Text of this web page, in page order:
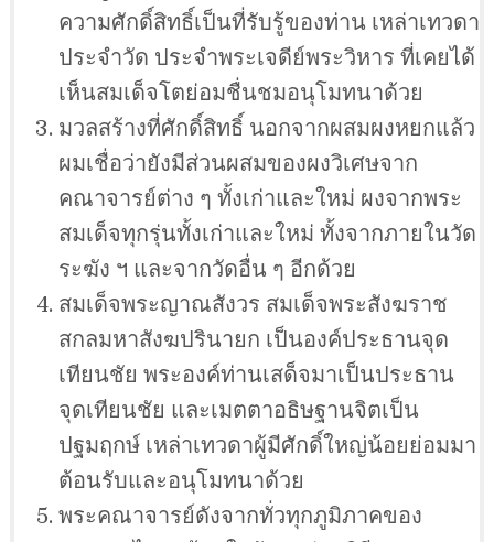
ความศักดิ์สิทธิ์เป็นที่รับรู้ของท่าน เหล่าเทวดา
ประจำวัด ประจำพระเจดีย์พระวิหาร ที่เคยได้
เห็นสมเด็จโตย่อมชื่นชมอนุโมทนาด้วย
มวลสร้างที่ศักดิ์สิทธิ์ นอกจากผสมผงหยกแล้ว
ผมเชื่อว่ายังมีส่วนผสมของผงวิเศษจาก
คณาจารย์ต่าง ๆ ทั้งเก่าและใหม่ ผงจากพระ
สมเด็จทุกรุ่นทั้งเก่าและใหม่ ทั้งจากภายในวัด
ระฆัง ฯ และจากวัดอื่น ๆ อีกด้วย
สมเด็จพระญาณสังวร สมเด็จพระสังฆราช
สกลมหาสังฆปรินายก เป็นองค์ประธานจุด
เทียนชัย พระองค์ท่านเสด็จมาเป็นประธาน
จุดเทียนชัย และเมตตาอธิษฐานจิตเป็น
ปฐมฤกษ์ เหล่าเทวดาผู้มีศักดิ์ใหญ่น้อยย่อมมา
ต้อนรับและอนุโมทนาด้วย
พระคณาจารย์ดังจากทั่วทุกภูมิภาคของ